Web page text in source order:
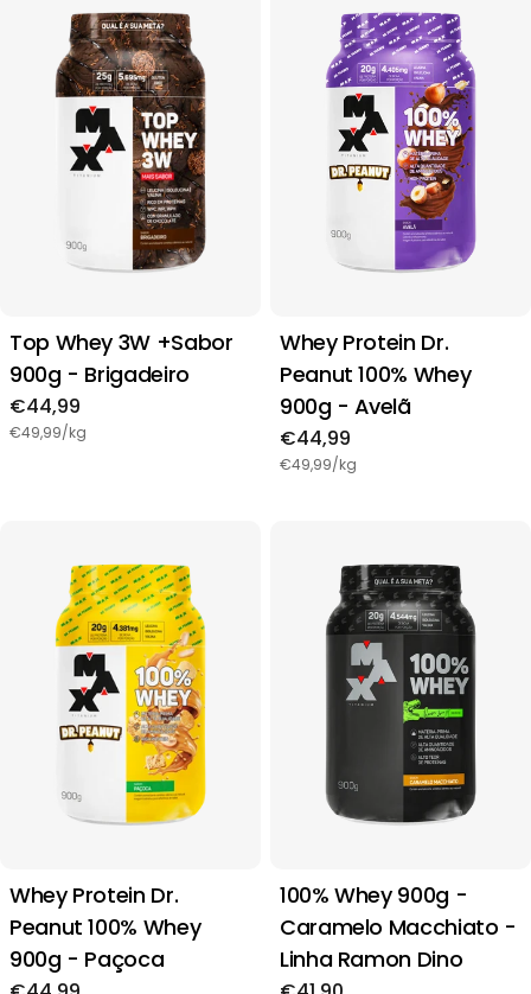
Top Whey 3W +Sabor
900g - Brigadeiro
Preço
regular
€44,99
€49,99/kg
Whey Protein Dr.
Peanut 100% Whey
900g - Avelã
Preço
regular
€44,99
€49,99/kg
Whey Protein Dr.
Peanut 100% Whey
900g - Paçoca
100% Whey 900g -
Caramelo Macchiato -
Linha Ramon Dino